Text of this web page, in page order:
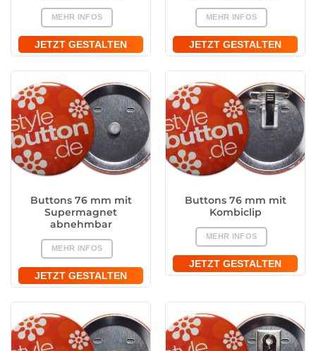
MEHR INFOS
JETZT GESTALTEN
MEHR INFOS
JETZT GESTALTEN
Buttons 76 mm mit
Supermagnet
abnehmbar
MEHR INFOS
JETZT GESTALTEN
Buttons 76 mm mit
Kombiclip
MEHR INFOS
JETZT GESTALTEN